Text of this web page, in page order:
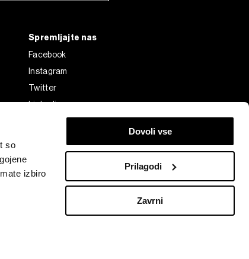
so
izbiro
Dovoli vse
Prilagodi
Zavrni
Spremljajte nas
Facebook
Instagram
Twitter
Linkedin